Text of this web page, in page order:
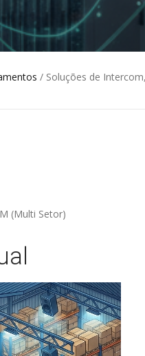
/ Soluções de
(Multi Setor)